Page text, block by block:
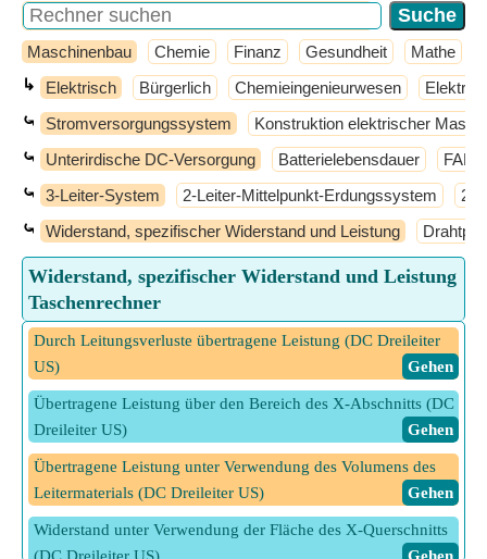
Maschinenbau Chemie Finanz Gesundheit Mathe
↳ Elektrisch Bürgerlich Chemieingenieurwesen
⤿ Stromversorgungssystem Konstruktion elektrischer
⤿ Unterirdische DC-Versorgung Batterielebensdauer
⤿ 3-Leiter-System 2-Leiter-Mittelpunkt-Erdungssystem 2-
⤿ Widerstand, spezifischer Widerstand und Leistung
Widerstand, spezifischer Widerstand und Leistung
Taschenrechner
Durch Leitungsverluste übertragene Leistung (DC Dreileiter
US)
​ Gehen
Übertragene Leistung über den Bereich des X-Abschnitts (DC
Dreileiter US)
​ Gehen
Übertragene Leistung unter Verwendung des Volumens des
Leitermaterials (DC Dreileiter US)
​ Gehen
Widerstand unter Verwendung der Fläche des X-Querschnitts